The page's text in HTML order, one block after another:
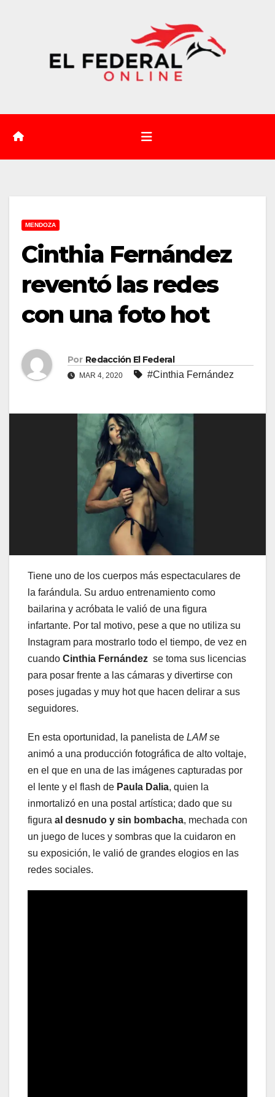
MENDOZA
Cinthia Fernández
reventó las redes
con una foto hot
Por Redacción El Federal
MAR 4, 2020 #Cinthia Fernández
Tiene uno de los cuerpos más espectaculares de
la farándula. Su arduo entrenamiento como
bailarina y acróbata le valió de una figura
infartante. Por tal motivo, pese a que no utiliza su
Instagram para mostrarlo todo el tiempo, de vez en
cuando Cinthia Fernández se toma sus licencias
para posar frente a las cámaras y divertirse con
poses jugadas y muy hot que hacen delirar a sus
seguidores.
En esta oportunidad, la panelista de LAM se
animó a una producción fotográfica de alto voltaje,
en el que en una de las imágenes capturadas por
el lente y el flash de Paula Dalia, quien la
inmortalizó en una postal artística; dado que su
figura al desnudo y sin bombacha, mechada con
un juego de luces y sombras que la cuidaron en
su exposición, le valió de grandes elogios en las
redes sociales.